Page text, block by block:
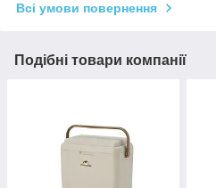
Всі умови повернення
Подібні товари компанії